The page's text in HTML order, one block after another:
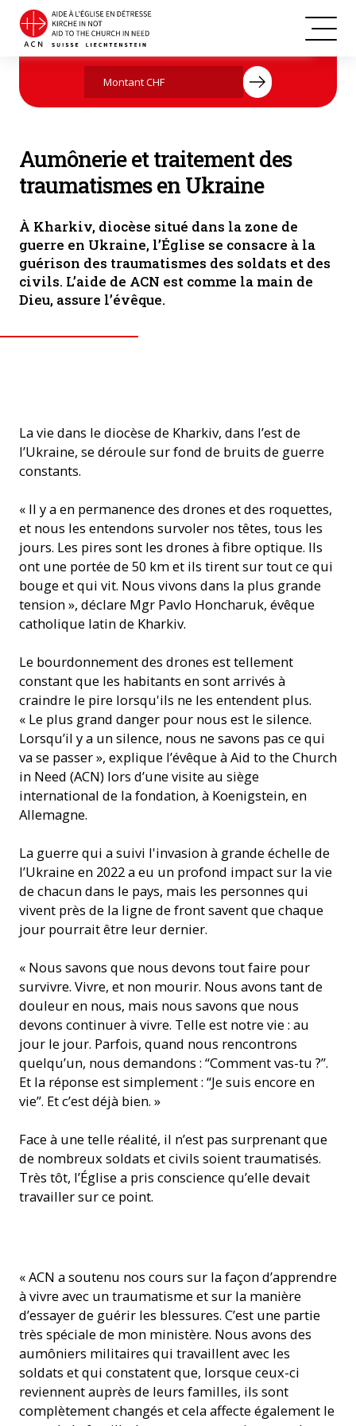
Des ecclésiastiques suivent une formation continue en psychologie (©
ACN)
Agissez maintenant par votre don
Aumônerie et traitement des
traumatismes en Ukraine
À Kharkiv, diocèse situé dans la zone de
guerre en Ukraine, l’Église se consacre à la
guérison des traumatismes des soldats et des
civils. L’aide de ACN est comme la main de
Dieu, assure l’évêque.
La vie dans le diocèse de Kharkiv, dans l’est de
l’Ukraine, se déroule sur fond de bruits de guerre
constants.
« Il y a en permanence des drones et des roquettes,
et nous les entendons survoler nos têtes, tous les
jours. Les pires sont les drones à fibre optique. Ils
ont une portée de 50 km et ils tirent sur tout ce qui
bouge et qui vit. Nous vivons dans la plus grande
tension », déclare Mgr Pavlo Honcharuk, évêque
catholique latin de Kharkiv.
Le bourdonnement des drones est tellement
constant que les habitants en sont arrivés à
craindre le pire lorsqu'ils ne les entendent plus.
« Le plus grand danger pour nous est le silence.
Lorsqu’il y a un silence, nous ne savons pas ce qui
va se passer », explique l’évêque à Aid to the Church
in Need (ACN) lors d’une visite au siège
international de la fondation, à Koenigstein, en
Allemagne.
La guerre qui a suivi l'invasion à grande échelle de
l’Ukraine en 2022 a eu un profond impact sur la vie
de chacun dans le pays, mais les personnes qui
vivent près de la ligne de front savent que chaque
jour pourrait être leur dernier.
« Nous savons que nous devons tout faire pour
survivre. Vivre, et non mourir. Nous avons tant de
douleur en nous, mais nous savons que nous
devons continuer à vivre. Telle est notre vie : au
jour le jour. Parfois, quand nous rencontrons
quelqu’un, nous demandons : “Comment vas-tu ?”.
Et la réponse est simplement : “Je suis encore en
vie”. Et c’est déjà bien. »
Face à une telle réalité, il n’est pas surprenant que
de nombreux soldats et civils soient traumatisés.
Très tôt, l’Église a pris conscience qu’elle devait
travailler sur ce point.
de Kharkiv-Zaporizhzhia (Photo: ACN)
« ACN a soutenu nos cours sur la façon d’apprendre
à vivre avec un traumatisme et sur la manière
d’essayer de guérir les blessures. C’est une partie
très spéciale de mon ministère. Nous avons des
aumôniers militaires qui travaillent avec les
soldats et qui constatent que, lorsque ceux-ci
reviennent auprès de leurs familles, ils sont
complètement changés et cela affecte également le